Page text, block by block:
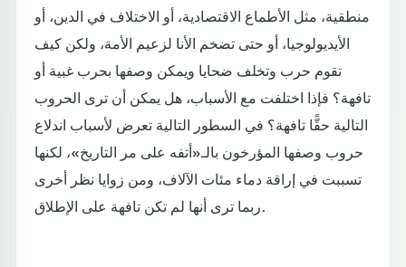
منطقية، مثل الأطماع الاقتصادية، أو الاختلاف في الدين، أو
الأيديولوجيا، أو حتى تضخم الأنا لزعيم الأمة، ولكن كيف
تقوم حرب وتخلف ضحايا ويمكن وصفها بحرب غبية أو
تافهة؟ فإذا اختلفت مع الأسباب، هل يمكن أن ترى الحروب
التالية حقًّا تافهة؟ في السطور التالية تعرض لأسباب اندلاع
حروب وصفها المؤرخون بالـ«أتفه على مر التاريخ»، لكنها
تسببت في إراقة دماء مئات الآلاف، ومن زوايا نظر أخرى
ربما ترى أنها لم تكن تافهة على الإطلاق.